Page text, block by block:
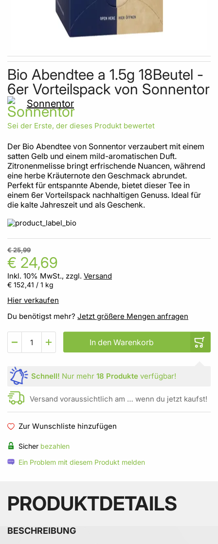
Skip to the beginning of the images gallery
Bio Abendtee a 1.5g 18Beutel -
6er Vorteilspack von Sonnentor
Sonnentor
Sei der Erste, der dieses Produkt bewertet
Der Bio Abendtee von Sonnentor verzaubert mit einem
satten Gelb und einem mild-aromatischen Duft.
Zitronenmelisse bringt erfrischende Nuancen, während
eine herbe Kräuternote den Geschmack abrundet.
Perfekt für entspannte Abende, bietet dieser Tee in
einem 6er Vorteilspack nachhaltigen Genuss. Ideal für
die kalte Jahreszeit und als Geschenk.
€ 24,69
€ 25,99
Inkl. 10% MwSt., zzgl. Versand
€ 152,41 / 1 kg
Hier verkaufen
Du benötigst mehr? Jetzt größere Mengen anfragen
In den Warenkorb
Schnell! Nur mehr 18 Produkteverfügbar!
Versand voraussichtlich am … wenn du jetzt kaufst!
Zur Wunschliste hinzufügen
Sicher bezahlen
Ein Problem mit diesem Produkt melden
PRODUKTDETAILS
BESCHREIBUNG